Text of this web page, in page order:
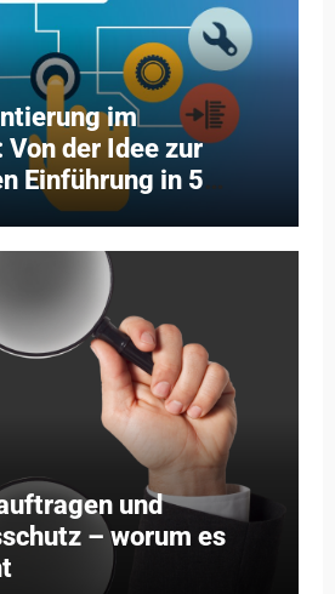
im
der Idee zur
Einführung in 5
und
– worum es